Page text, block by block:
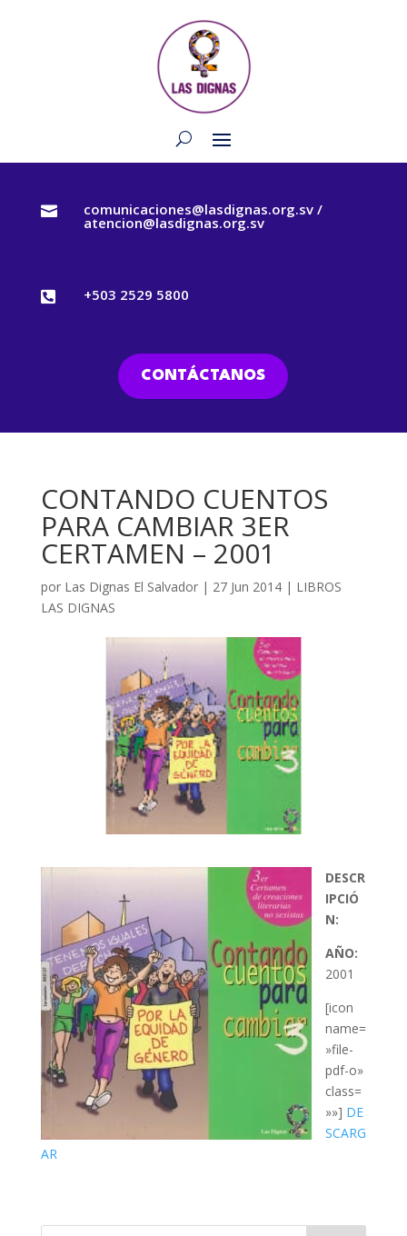
 comunicaciones@lasdignas.org.sv /
atencion@lasdignas.org.sv
 +503 2529 5800
CONTÁCTANOS
CONTANDO CUENTOS
PARA CAMBIAR 3ER
CERTAMEN – 2001
por Las Dignas El Salvador| 27 Jun 2014| LIBROS
LAS DIGNAS
DESCR
IPCIÓ
N:
AÑO:
2001
[icon
name=
»file-
pdf-o»
class=
»»] DE
SCARG
AR